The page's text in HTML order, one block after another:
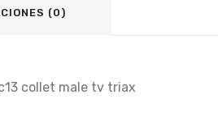
(0)
collet male tv triax